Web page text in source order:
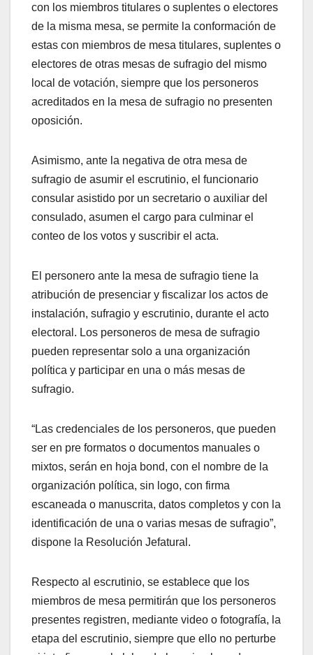
con los miembros titulares o suplentes o electores
de la misma mesa, se permite la conformación de
estas con miembros de mesa titulares, suplentes o
electores de otras mesas de sufragio del mismo
local de votación, siempre que los personeros
acreditados en la mesa de sufragio no presenten
oposición.
Asimismo, ante la negativa de otra mesa de
sufragio de asumir el escrutinio, el funcionario
consular asistido por un secretario o auxiliar del
consulado, asumen el cargo para culminar el
conteo de los votos y suscribir el acta.
El personero ante la mesa de sufragio tiene la
atribución de presenciar y fiscalizar los actos de
instalación, sufragio y escrutinio, durante el acto
electoral. Los personeros de mesa de sufragio
pueden representar solo a una organización
política y participar en una o más mesas de
sufragio.
“Las credenciales de los personeros, que pueden
ser en pre formatos o documentos manuales o
mixtos, serán en hoja bond, con el nombre de la
organización política, sin logo, con firma
escaneada o manuscrita, datos completos y con la
identificación de una o varias mesas de sufragio”,
dispone la Resolución Jefatural.
Respecto al escrutinio, se establece que los
miembros de mesa permitirán que los personeros
presentes registren, mediante video o fotografía, la
etapa del escrutinio, siempre que ello no perturbe